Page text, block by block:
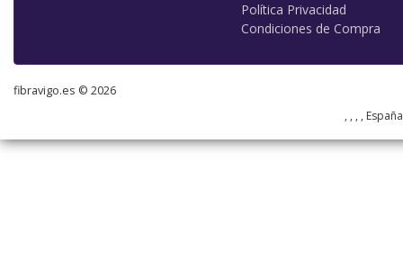
Política Privacidad
Condiciones de Compra
fibravigo.es © 2026
, , , ,